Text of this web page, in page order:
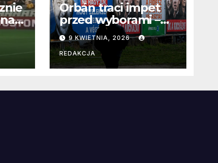
Orbán traci impet
przed wyborami –
węgierska
propaganda
przestaje
przekonywać
9 KWIETNIA, 2026
REDAKCJA